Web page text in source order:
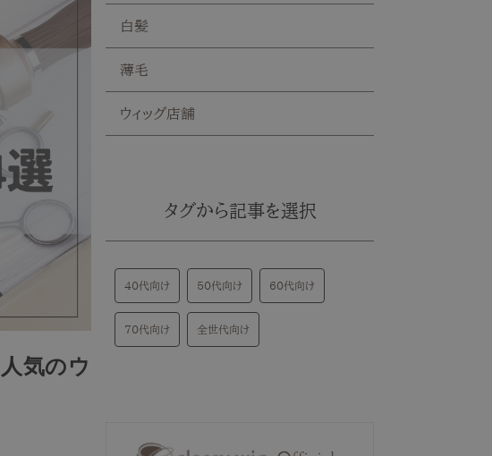
気のウ
白髪
薄毛
ウィッグ店舗
タグから記事を選択
40代向け 50代向け 60代向け
70代向け 全世代向け